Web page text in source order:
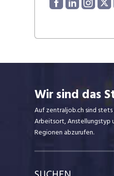
Wir sind das
Auf zentraljob.ch sind
Arbeitsort, Anstellungstyp
Regionen abzurufen.